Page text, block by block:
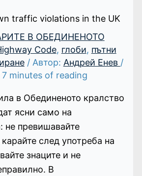
В ОБЕДИНЕНОТО
Code, глоби, пътни
/ Автор: Андрей Енев /
7 minutes of reading
в Обединеното кралство
ясни само на
не превишавайте
след употреба на
знаците и не
В